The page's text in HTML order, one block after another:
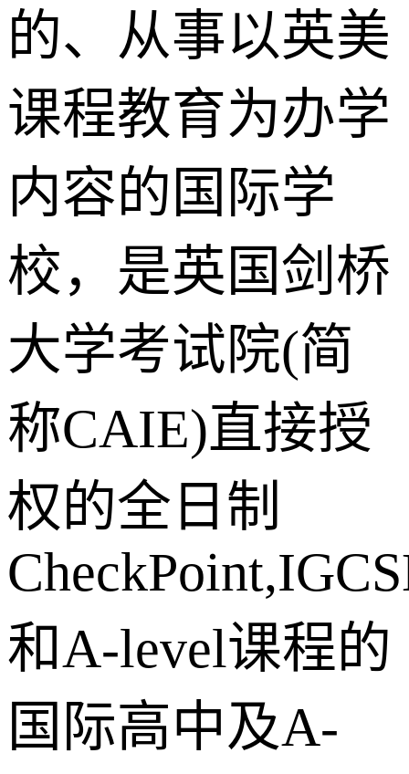
的、从事以英美
课程教育为办学
内容的国际学
校，是英国剑桥
大学考试院(简
称CAIE)直接授
权的全日制
和A-level课程的
国际高中及A-